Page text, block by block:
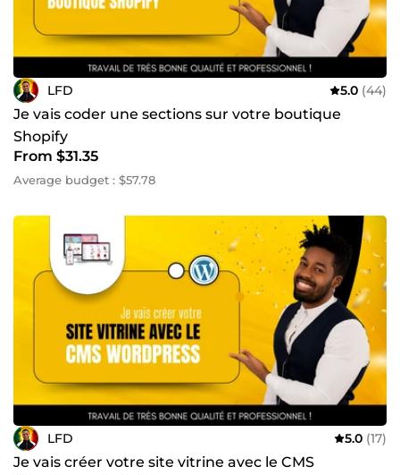
standard dans le domaine du développement web afin
d’assurer la protection de votre site. Merci.
LFD 5.0 (44)
Je vais coder une sections sur votre boutique
Shopify
From $31.35
Average budget : $57.78
LFD 5.0 (17)
Je vais créer votre site vitrine avec le CMS